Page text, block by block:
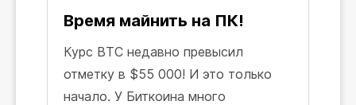
Время майнить на ПК!
Курс BTC недавно превысил
отметку в $55 000! И это только
начало. У Биткоина много